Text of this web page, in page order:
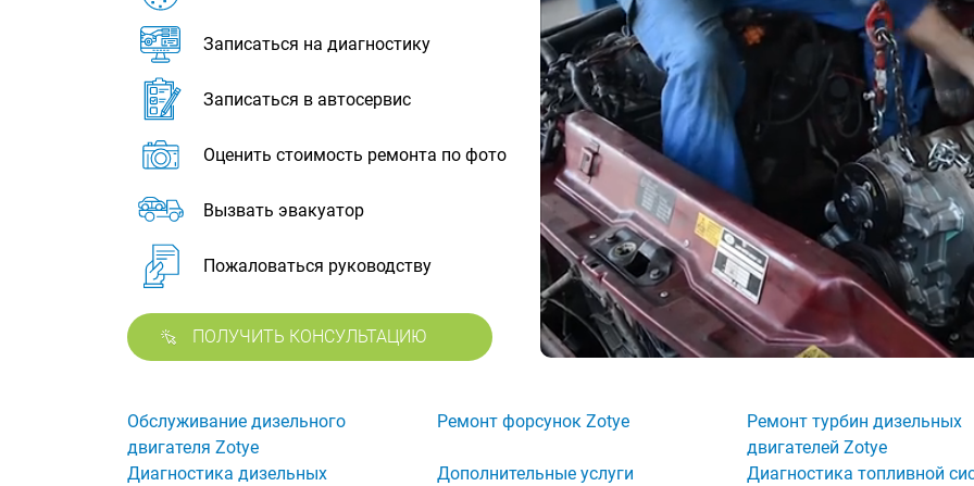
Записаться на диагностику
Записаться в автосервис
Оценить стоимость ремонта по фото
Вызвать эвакуатор
Пожаловаться руководству
ПОЛУЧИТЬ КОНСУЛЬТАЦИЮ
Обслуживание дизельного
двигателя Zotye
Ремонт форсунок Zotye
Ремонт турбин дизельных
двигателей Zotye
Диагностика дизельных
Дополнительные услуги
Диагностика топливной